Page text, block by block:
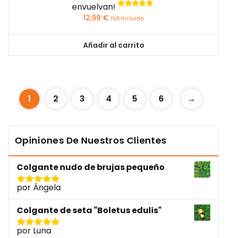
envuelvan!
con
12,99 € IVA Incluido
Añadir al carrito
1 2 3 4 5 6 →
Opiniones De Nuestros Clientes
Colgante nudo de brujas pequeño
Valorado
por Ángela
Colgante de seta "Boletus edulis"
Valorado
por Luna